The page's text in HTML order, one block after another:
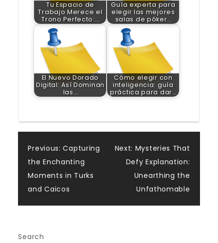
Tu Espacio de
Trabajo Merece el
Trono Perfecto:…
Guía experta para
elegir las mejores
salas de póker…
El Nuevo Dorado
Digital: Así Dominan
las…
Cómo elegir con
inteligencia: guía
práctica para dar…
Post
navigation
Previous: Capturing
the Enchanting
Moments in Turks
and Caicos
Next: Mysteries That
Defy Explanation:
Unearthing the
Unfathomable
Search